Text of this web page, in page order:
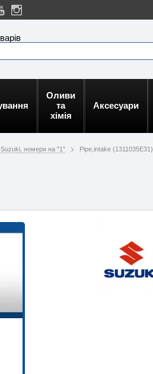
Оливи
та
хімія
Аксесуари
Suzuki, номери на "1" Pipe,intake (1311035E31)